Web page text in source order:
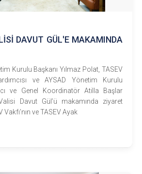
DAVUT GÜL'E MAKAMINDA
Kurulu Başkanı Yılmaz Polat, TASEV
ve AYSAD Yönetim Kurulu
ve Genel Koordinatör Atilla Başlar
Davut Gül’ü makamında ziyaret
ve TASEV Ayak